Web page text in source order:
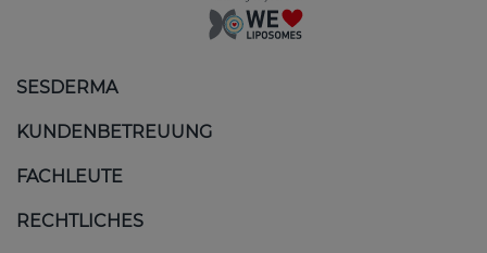
SESDERMA
KUNDENBETREUUNG
FACHLEUTE
RECHTLICHES